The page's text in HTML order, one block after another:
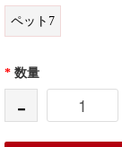
ペット7
* 数量
-